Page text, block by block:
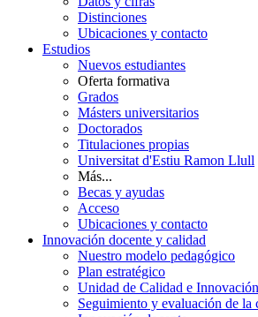
Distinciones
Ubicaciones y contacto
Estudios
Nuevos estudiantes
Oferta formativa
Grados
Másters universitarios
Doctorados
Titulaciones propias
Universitat d'Estiu Ramon Llull
Más...
Becas y ayudas
Acceso
Ubicaciones y contacto
Innovación docente y calidad
Nuestro modelo pedagógico
Plan estratégico
Unidad de Calidad e
Seguimiento y evaluación de la